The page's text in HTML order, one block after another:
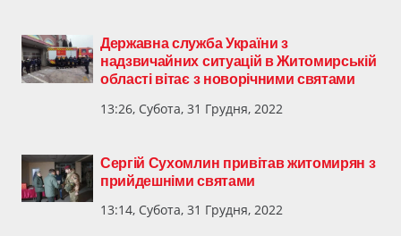
Державна служба України з
надзвичайних ситуацій в Житомирській
області вітає з новорічними святами
13:26, Субота, 31 Грудня, 2022
Сергій Сухомлин привітав житомирян з
прийдешніми святами
13:14, Субота, 31 Грудня, 2022